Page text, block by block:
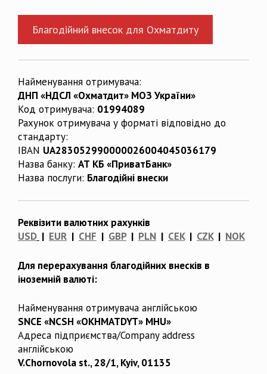
Благодійний внесок для Охматдиту
Найменування отримувача:
ДНП «НДСЛ «Охматдит» МОЗ України»
Код отримувача: 01994089
Рахунок отримувача у форматі відповідно до
стандарту:
IBAN UA283052990000026004045036179
Назва банку: АТ КБ «ПриватБанк»
Назва послуги: Благодійні внески
Реквізити валютних рахунків
USD | EUR | CHF | GBP| PLN | CEK| CZK| NOK
Для перерахування благодійних внесків в
іноземній валюті:
Найменування отримувача англійською
SNCE «NCSH «OKHMATDYT» MHU»
Адреса підприємства/Company address
англійською
V.Chornovola st., 28/1, Kyiv, 01135